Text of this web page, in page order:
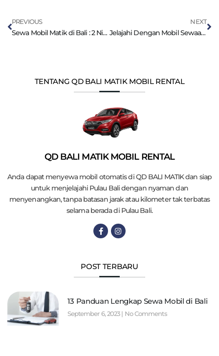
PREVIOUS
Sewa Mobil Matik di Bali : 2 Nikmati Kemudahan
NEXT
Jelajahi Dengan Mobil Sewaan Bali Kami dengan 5 Petualangan Seru Anda
TENTANG QD BALI MATIK MOBIL RENTAL
QD BALI MATIK MOBIL RENTAL
Anda dapat menyewa mobil otomatis di QD BALI MATIK dan siap
untuk menjelajahi Pulau Bali dengan nyaman dan
menyenangkan, tanpa batasan jarak atau kilometer tak terbatas
selama berada di Pulau Bali.
POST TERBARU
13 Panduan Lengkap Sewa Mobil di Bali
September 6, 2023 No Comments